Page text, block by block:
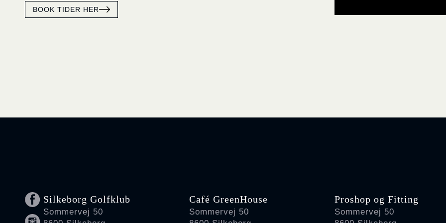
BOOK TIDER HER
Silkeborg Golfklub
Sommervej 50
Café GreenHouse
Sommervej 50
Proshop og Fitting
Sommervej 50